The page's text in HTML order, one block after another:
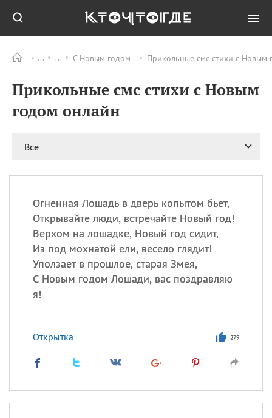
С Новым годом Прикольные смс стихи с Новым
Прикольные смс стихи с Новым
годом онлайн
Все
Огненная Лошадь в дверь копытом бьет,
Открывайте люди, встречайте Новый год!
Верхом на лошадке, Новый год сидит,
Из под мохнатой ели, весело глядит!
Уползает в прошлое, старая Змея,
С Новым годом Лошади, вас поздравляю
я!
Открытка 279
ПРАЗДНИКИ Все
11.08 Рождество святителя
праздник
12.08 День
Военно‑воздушных сил
(День ВВС) РФ
ИМЕНА
Иван
Антонина,Еще